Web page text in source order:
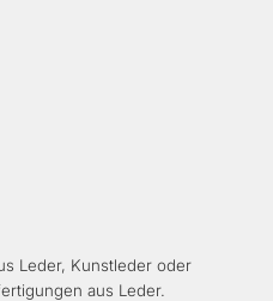
Leder, Kunstleder oder
aus Leder.